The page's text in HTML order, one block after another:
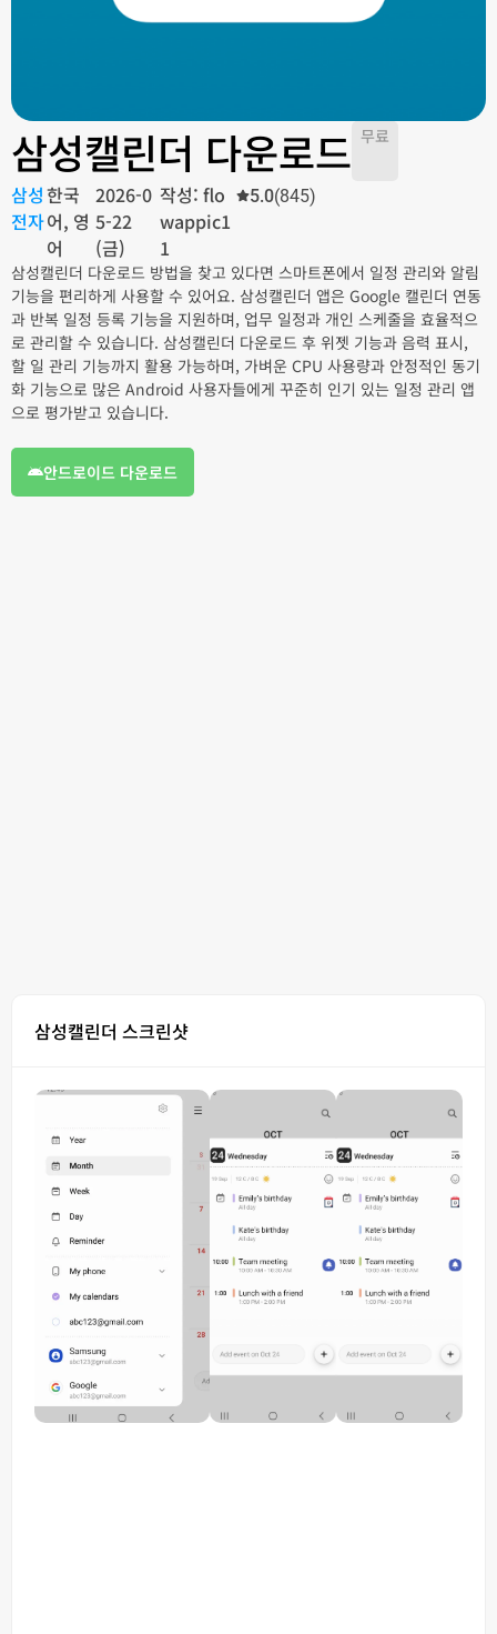
삼성캘린더 다운로드 무료
삼성
전자
한국
어, 영
어
2026-0
5-22
(금)
작성: flo
wappic1
1
5.0(845)
삼성캘린더 다운로드 방법을 찾고 있다면 스마트폰에서 일정 관리와 알림
기능을 편리하게 사용할 수 있어요. 삼성캘린더 앱은 Google 캘린더 연동
과 반복 일정 등록 기능을 지원하며, 업무 일정과 개인 스케줄을 효율적으
로 관리할 수 있습니다. 삼성캘린더 다운로드 후 위젯 기능과 음력 표시,
할 일 관리 기능까지 활용 가능하며, 가벼운 CPU 사용량과 안정적인 동기
화 기능으로 많은 Android 사용자들에게 꾸준히 인기 있는 일정 관리 앱
으로 평가받고 있습니다.
안드로이드 다운로드
삼성캘린더 스크린샷